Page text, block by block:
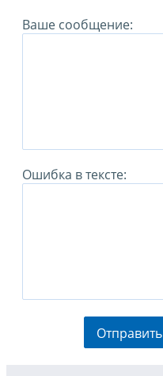
Ваше сообщение:
Ошибка в тексте:
Отправить